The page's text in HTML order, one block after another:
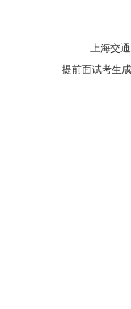
上海交通大
提前面试考生